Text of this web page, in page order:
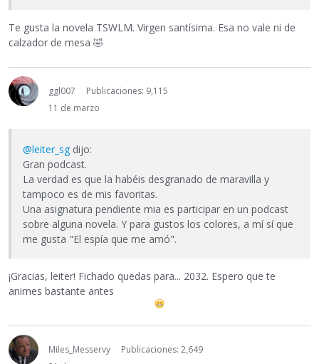
Te gusta la novela TSWLM. Virgen santísima. Esa no vale ni de
calzador de mesa 🤣
ggl007
Publicaciones: 9,115
11 de marzo
@leiter_sg dijo:
Gran podcast.
La verdad es que la habéis desgranado de maravilla y
tampoco es de mis favoritas.
Una asignatura pendiente mia es participar en un podcast
sobre alguna novela. Y para gustos los colores, a mí sí que
me gusta "El espía que me amó".
¡Gracias, leiter! Fichado quedas para... 2032. Espero que te
animes bastante antes
Miles_Messervy
Publicaciones: 2,649